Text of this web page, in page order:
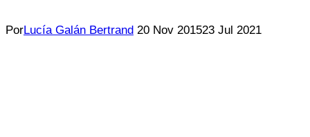
PorLucía Galán Bertrand 20 Nov 201523 Jul 2021